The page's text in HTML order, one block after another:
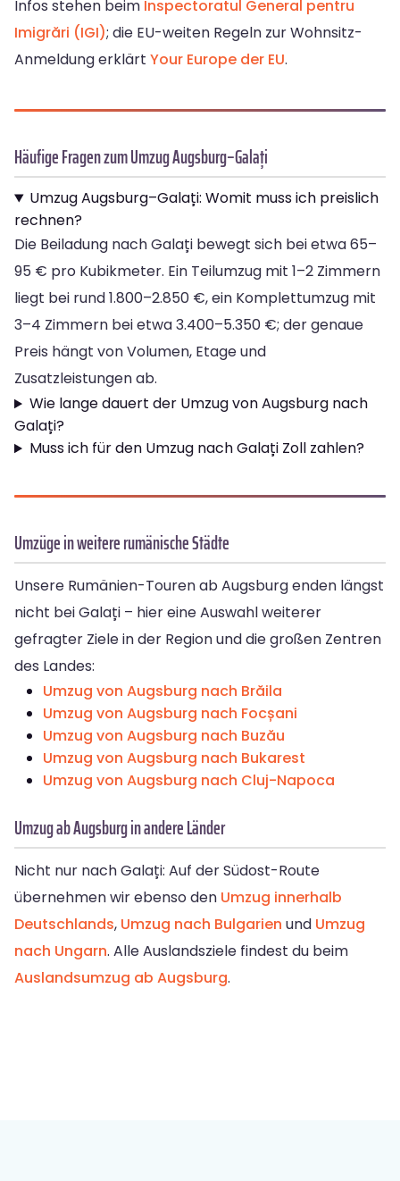
Infos stehen beim Inspectoratul General pentru
Imigrări (IGI); die EU-weiten Regeln zur Wohnsitz-
Anmeldung erklärt Your Europe der EU.
Häufige Fragen zum Umzug Augsburg–Galați
Umzug Augsburg–Galați: Womit muss ich preislich
rechnen?
Die Beiladung nach Galați bewegt sich bei etwa 65–
95 € pro Kubikmeter. Ein Teilumzug mit 1–2 Zimmern
liegt bei rund 1.800–2.850 €, ein Komplettumzug mit
3–4 Zimmern bei etwa 3.400–5.350 €; der genaue
Preis hängt von Volumen, Etage und
Zusatzleistungen ab.
Wie lange dauert der Umzug von Augsburg nach
Galați?
Muss ich für den Umzug nach Galați Zoll zahlen?
Umzüge in weitere rumänische Städte
Unsere Rumänien-Touren ab Augsburg enden längst
nicht bei Galați – hier eine Auswahl weiterer
gefragter Ziele in der Region und die großen Zentren
des Landes:
Umzug von Augsburg nach Brăila
Umzug von Augsburg nach Focșani
Umzug von Augsburg nach Buzău
Umzug von Augsburg nach Bukarest
Umzug von Augsburg nach Cluj-Napoca
Umzug ab Augsburg in andere Länder
Nicht nur nach Galați: Auf der Südost-Route
übernehmen wir ebenso den Umzug innerhalb
Deutschlands, Umzug nach Bulgarien und Umzug
nach Ungarn. Alle Auslandsziele findest du beim
Auslandsumzug ab Augsburg.